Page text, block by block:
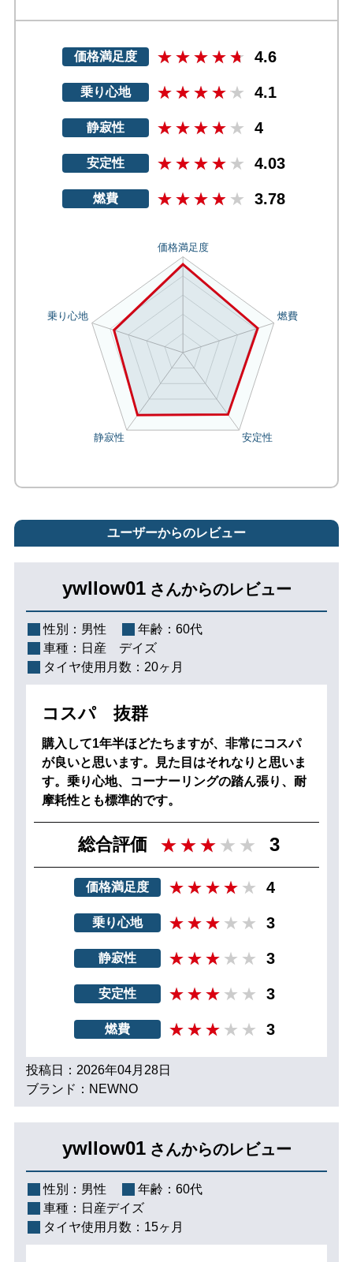
価格満足度 4.6
乗り心地 4.1
静寂性 4
安定性 4.03
燃費 3.78
ユーザーからのレビュー
ywllow01 さんからのレビュー
性別： 男性 年齢： 60代
車種： 日産 デイズ
タイヤ使用月数： 20ヶ月
コスパ 抜群
購入して1年半ほどたちますが、非常にコスパ
が良いと思います。見た目はそれなりと思いま
す。乗り心地、コーナーリングの踏ん張り、耐
摩耗性とも標準的です。
総合評価 3
価格満足度 4
乗り心地 3
静寂性 3
安定性 3
燃費 3
投稿日：2026年04月28日
ブランド：NEWNO
ywllow01 さんからのレビュー
性別： 男性 年齢： 60代
車種： 日産デイズ
タイヤ使用月数： 15ヶ月